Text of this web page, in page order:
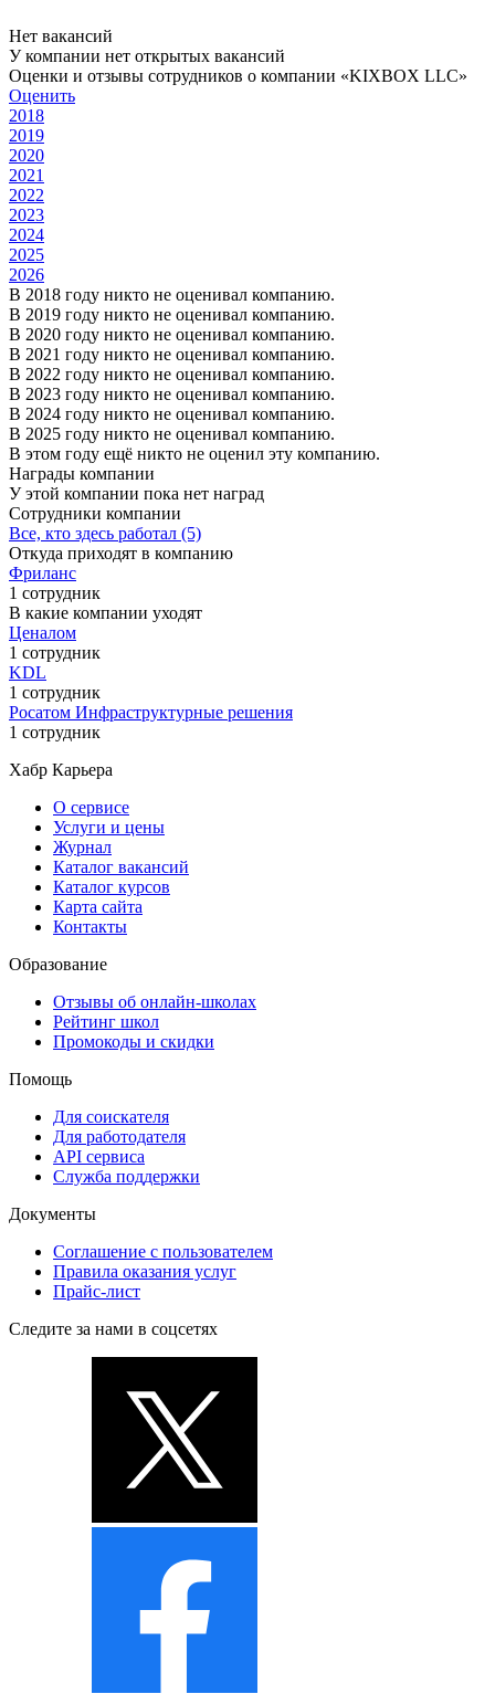
Нет вакансий
У компании нет открытых вакансий
Оценки и отзывы сотрудников о компании «KIXBOX LLC»
Оценить
2018
2019
2020
2021
2022
2023
2024
2025
2026
В 2018 году никто не оценивал компанию.
В 2019 году никто не оценивал компанию.
В 2020 году никто не оценивал компанию.
В 2021 году никто не оценивал компанию.
В 2022 году никто не оценивал компанию.
В 2023 году никто не оценивал компанию.
В 2024 году никто не оценивал компанию.
В 2025 году никто не оценивал компанию.
В этом году ещё никто не оценил эту компанию.
Награды компании
У этой компании пока нет наград
Сотрудники компании
Все, кто здесь работал (5)
Откуда приходят в компанию
Фриланс
1 сотрудник
В какие компании уходят
Ценалом
1 сотрудник
KDL
1 сотрудник
Росатом Инфраструктурные решения
1 сотрудник
Хабр Карьера
О сервисе
Услуги и цены
Журнал
Каталог вакансий
Каталог курсов
Карта сайта
Контакты
Образование
Отзывы об онлайн-школах
Рейтинг школ
Промокоды и скидки
Помощь
Для соискателя
Для работодателя
API сервиса
Служба поддержки
Документы
Соглашение с пользователем
Правила оказания услуг
Прайс-лист
Следите за нами в соцсетях